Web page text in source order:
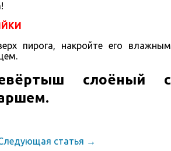
пирога, накройте его влажным
слоёный с
статья →